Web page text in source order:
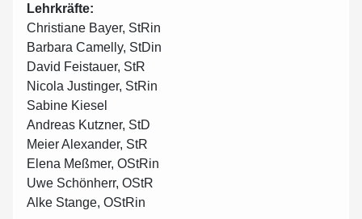
Lehrkräfte:
Christiane Bayer, StRin
Barbara Camelly, StDin
David Feistauer, StR
Nicola Justinger, StRin
Sabine Kiesel
Andreas Kutzner, StD
Meier Alexander, StR
Elena Meßmer, OStRin
Uwe Schönherr, OStR
Alke Stange, OStRin